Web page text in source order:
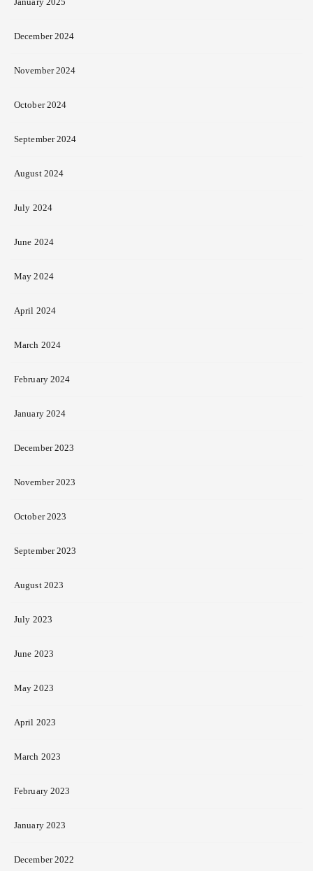
December 2024
November 2024
October 2024
September 2024
August 2024
July 2024
June 2024
May 2024
April 2024
March 2024
February 2024
January 2024
December 2023
November 2023
October 2023
September 2023
August 2023
July 2023
June 2023
May 2023
April 2023
March 2023
February 2023
January 2023
December 2022